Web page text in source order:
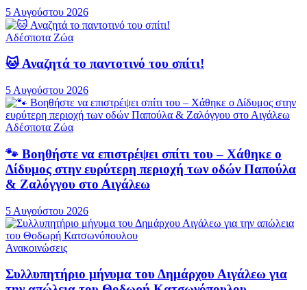
5 Αυγούστου 2026
Αδέσποτα Ζώα
🐱 Αναζητά το παντοτινό του σπίτι!
5 Αυγούστου 2026
Αδέσποτα Ζώα
🐾 Βοηθήστε να επιστρέψει σπίτι του – Χάθηκε ο
Δίδυμος στην ευρύτερη περιοχή των οδών Παπούλα
& Ζαλόγγου στο Αιγάλεω
5 Αυγούστου 2026
Ανακοινώσεις
Συλλυπητήριο μήνυμα του Δημάρχου Αιγάλεω για